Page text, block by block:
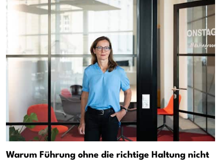
Warum Führung ohne die richtige Haltung nicht